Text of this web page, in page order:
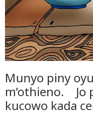
Munyo piny
m’othieno. Jo
kucowo kada